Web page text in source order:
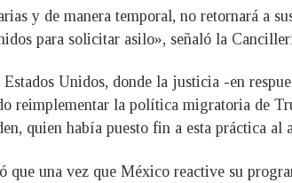
y de manera temporal, no retornará a
para solicitar asilo», señaló la
Unidos, donde la justicia -en
reimplementar la política migratoria de
quien había puesto fin a esta práctica al
una vez que México reactive su